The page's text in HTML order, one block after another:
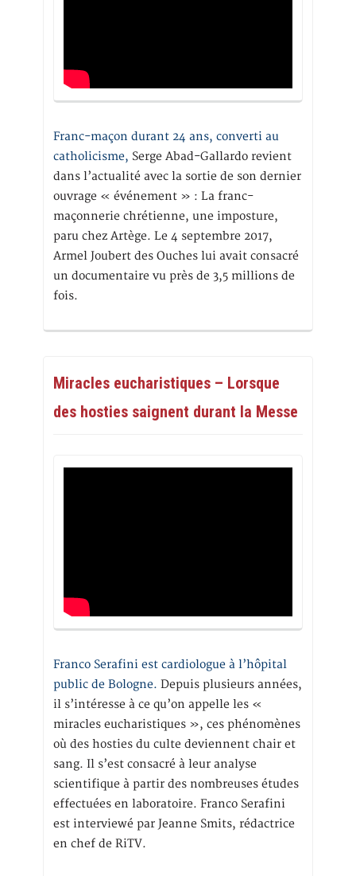
Franc-maçon durant 24 ans, converti au
catholicisme, Serge Abad-Gallardo revient
dans l’actualité avec la sortie de son dernier
ouvrage « événement » : La franc-
maçonnerie chrétienne, une imposture,
paru chez Artège. Le 4 septembre 2017,
Armel Joubert des Ouches lui avait consacré
un documentaire vu près de 3,5 millions de
fois.
Miracles eucharistiques – Lorsque
des hosties saignent durant la Messe
Franco Serafini est cardiologue à l’hôpital
public de Bologne. Depuis plusieurs années,
il s’intéresse à ce qu’on appelle les «
miracles eucharistiques », ces phénomènes
où des hosties du culte deviennent chair et
sang. Il s’est consacré à leur analyse
scientifique à partir des nombreuses études
effectuées en laboratoire. Franco Serafini
est interviewé par Jeanne Smits, rédactrice
en chef de RiTV.